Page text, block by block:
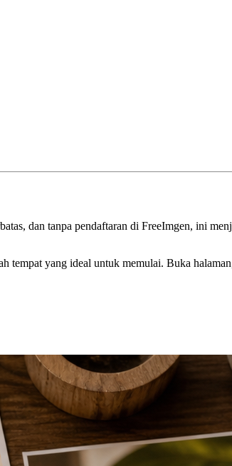
dan tanpa pendaftaran di FreeImgen, ini
tempat yang ideal untuk memulai. Buka